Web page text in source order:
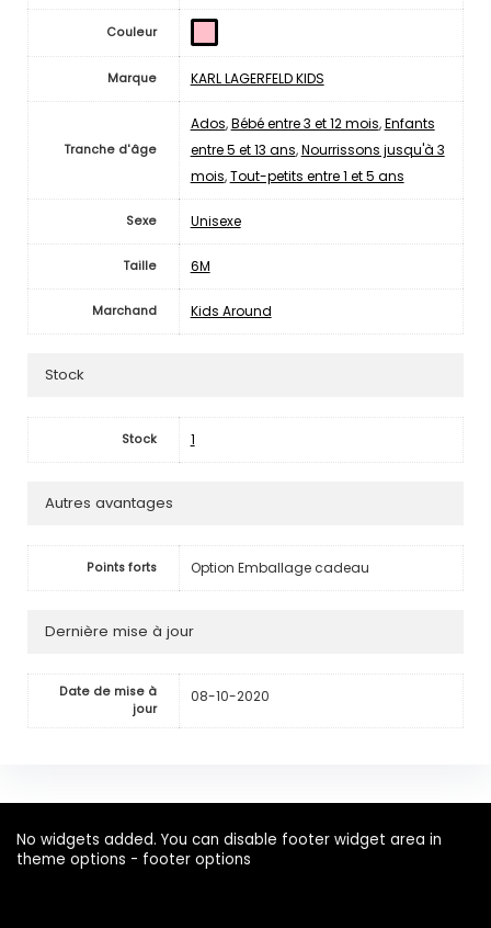
Couleur
Marque KARL LAGERFELD KIDS
Tranche d'âge
Ados,Bébé entre 3 et 12 mois,Enfants
entre 5 et 13 ans,Nourrissons jusqu'à 3
mois,Tout-petits entre 1 et 5 ans
Sexe Unisexe
Taille 6M
Marchand Kids Around
Stock
Stock 1
Autres avantages
Points forts Option Emballage cadeau
Dernière mise à jour
Date de mise à
jour
08-10-2020
No widgets added. You can disable footer widget area in
theme options - footer options